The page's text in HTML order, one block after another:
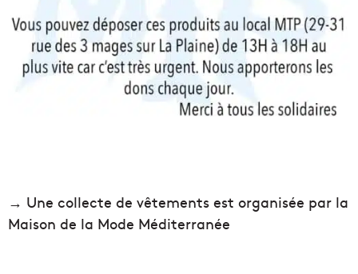
→ Une collecte de vêtements est organisée par la
Maison de la Mode Méditerranée